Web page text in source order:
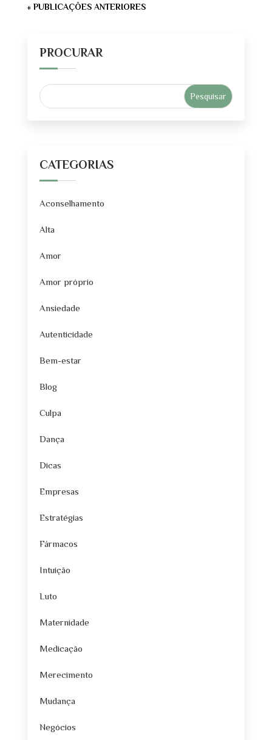
« PUBLICAÇÕES ANTERIORES
PROCURAR
CATEGORIAS
Aconselhamento
Alta
Amor
Amor próprio
Ansiedade
Autenticidade
Bem-estar
Blog
Culpa
Dança
Dicas
Empresas
Estratégias
Fármacos
Intuição
Luto
Maternidade
Medicação
Merecimento
Mudança
Negócios